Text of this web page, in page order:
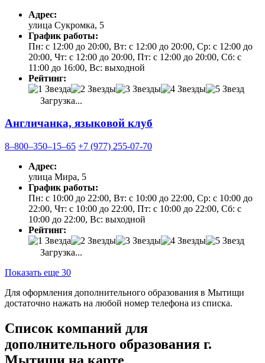
Адрес:
улица Сукромка, 5
График работы:
Пн: с 12:00 до 20:00, Вт: с 12:00 до 20:00, Ср: с 12:00 до
20:00, Чт: с 12:00 до 20:00, Пт: с 12:00 до 20:00, Сб: с
11:00 до 16:00, Вс: выходной
Рейтинг:
Загрузка...
Англичанка, языковой клуб
8‒800‒350‒15‒65 +7 (977) 255-07-70
Адрес:
улица Мира, 5
График работы:
Пн: с 10:00 до 22:00, Вт: с 10:00 до 22:00, Ср: с 10:00 до
22:00, Чт: с 10:00 до 22:00, Пт: с 10:00 до 22:00, Сб: с
10:00 до 22:00, Вс: выходной
Рейтинг:
Загрузка...
Показать еще 30
Для оформления дополнительного образования в Мытищи
достаточно нажать на любой номер телефона из списка.
Список компаний для
дополнительного образования г.